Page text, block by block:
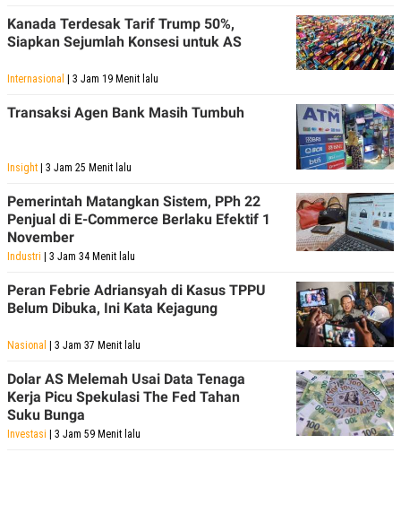
Kanada Terdesak Tarif Trump 50%,
Siapkan Sejumlah Konsesi untuk AS
Internasional | 3 Jam 19 Menit lalu
Transaksi Agen Bank Masih Tumbuh
Insight | 3 Jam 25 Menit lalu
Pemerintah Matangkan Sistem, PPh 22
Penjual di E-Commerce Berlaku Efektif 1
November
Industri | 3 Jam 34 Menit lalu
Peran Febrie Adriansyah di Kasus TPPU
Belum Dibuka, Ini Kata Kejagung
Nasional | 3 Jam 37 Menit lalu
Dolar AS Melemah Usai Data Tenaga
Kerja Picu Spekulasi The Fed Tahan
Suku Bunga
Investasi | 3 Jam 59 Menit lalu